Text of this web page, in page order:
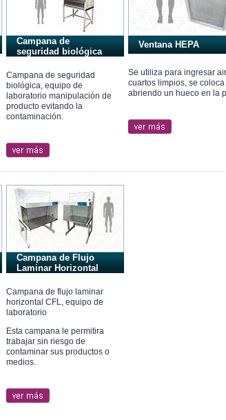
Campana de
seguridad biológica
Campana de seguridad
biológica, equipo de
laboratorio manipulación de
producto evitando la
contaminación.
Ventana HEPA
Se utiliza para ingresar
cuartos limpios, se coloca
abriendo un hueco en la
Campana de Flujo
Laminar Horizontal
Campana de flujo laminar
horizontal CFL, equipo de
laboratorio
Esta campana le permitira
trabajar sin riesgo de
contaminar sus productos o
medios.